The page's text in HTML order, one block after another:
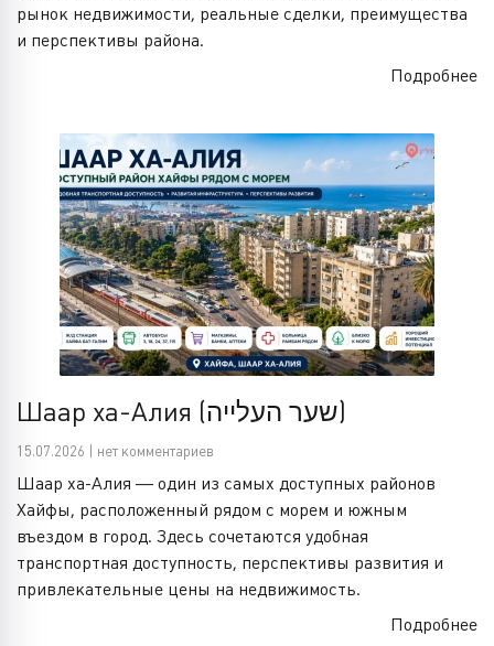
рынок недвижимости, реальные сделки, преимущества
и перспективы района.
Подробнее
Шаар ха-Алия (שער העלייה)
15.07.2026 | нет комментариев
Шаар ха-Алия — один из самых доступных районов
Хайфы, расположенный рядом с морем и южным
въездом в город. Здесь сочетаются удобная
транспортная доступность, перспективы развития и
привлекательные цены на недвижимость.
Подробнее